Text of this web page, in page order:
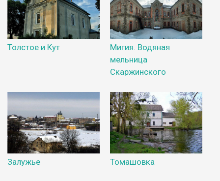
Толстое и Кут
Мигия. Водяная
мельница
Скаржинского
Залужье Томашовка